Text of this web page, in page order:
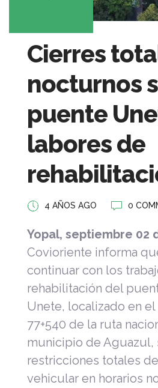
Cierres
nocturnos
puente
labores de
4 AÑOS AGO 0
Yopal, septiembre 02
Covioriente informa
continuar con los
rehabilitación del
Unete, localizado en
77+540 de la ruta
municipio de Aguazul,
restricciones totales
vehicular en horarios